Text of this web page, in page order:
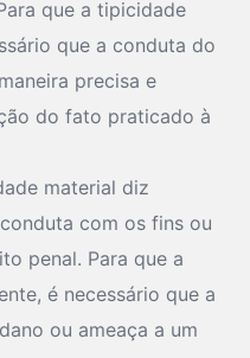
que a tipicidade
que a conduta do
precisa e
do fato praticado à
material diz
com os fins ou
penal. Para que a
é necessário que a
ou ameaça a um